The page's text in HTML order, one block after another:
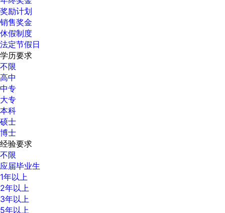
奖励计划
销售奖金
休假制度
法定节假日
学历要求
不限
高中
中专
大专
本科
硕士
博士
经验要求
不限
应届毕业生
1年以上
2年以上
3年以上
5年以上